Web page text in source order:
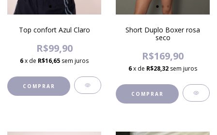
Top confort Azul Claro
R$99,90
6x de R$16,65 sem juros
COMPRAR
Short Duplo Boxer rosa
seco
R$169,90
6x de R$28,32 sem juros
COMPRAR